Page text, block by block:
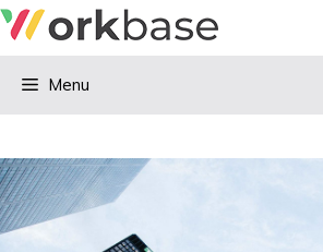
Skip
to
Menu